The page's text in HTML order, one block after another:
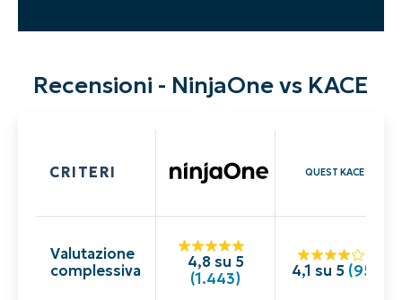
Recensioni - NinjaOne vs KACE
CRITERI QUEST KACE
Valutazione
complessiva
4,8 su 5
(1.443)
4,1 su 5 (95